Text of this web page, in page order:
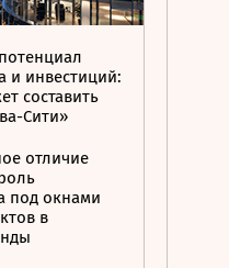
и инвестиций:
составить
Сити»
отличие
под окнами
в